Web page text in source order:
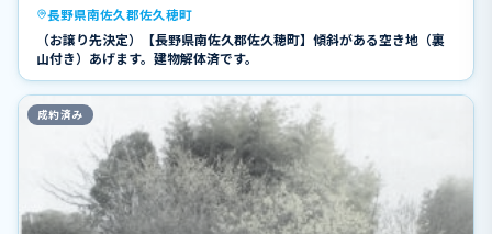
長野県南佐久郡佐久穂町
（お譲り先決定）【長野県南佐久郡佐久穂町】傾斜がある空き地（裏
山付き）あげます。建物解体済です。
成約済み